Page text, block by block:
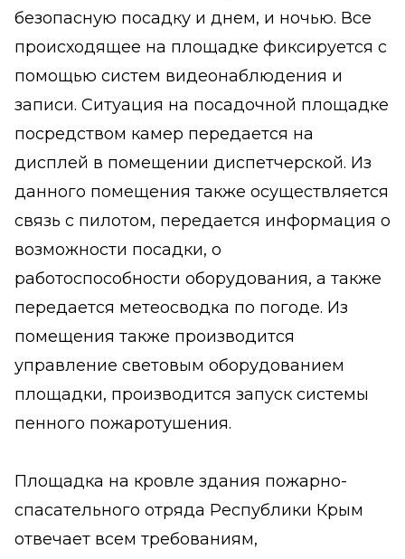
безопасную посадку и днем, и ночью. Все
происходящее на площадке фиксируется с
помощью систем видеонаблюдения и
записи. Ситуация на посадочной площадке
посредством камер передается на
дисплей в помещении диспетчерской. Из
данного помещения также осуществляется
связь с пилотом, передается информация о
возможности посадки, о
работоспособности оборудования, а также
передается метеосводка по погоде. Из
помещения также производится
управление световым оборудованием
площадки, производится запуск системы
пенного пожаротушения.
Площадка на кровле здания пожарно-
спасательного отряда Республики Крым
отвечает всем требованиям,